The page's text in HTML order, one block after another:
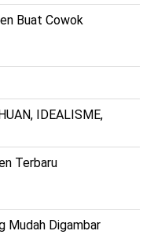
Buat Cowok
IDEALISME,
Terbaru
Mudah Digambar